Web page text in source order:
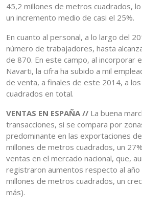
45,2 millones de metros cuadrados,
un incremento medio de casi el 25%.
En cuanto al personal, a lo largo del
número de trabajadores, hasta
de 870. En este campo, al incorporar
Navarti, la cifra ha subido a mil
de venta, a finales de este 2014, a
cuadrados en total.
VENTAS EN ESPAÑA // La buena
transacciones, si se compara por
predominante en las exportaciones
millones de metros cuadrados, un
ventas en el mercado nacional, que,
registraron aumentos respecto al
millones de metros cuadrados, un
más).